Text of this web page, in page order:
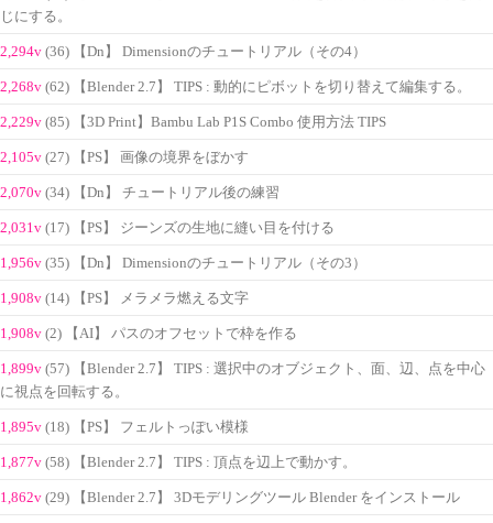
じにする。
2,294v (36) 【Dn】 Dimensionのチュートリアル（その4）
2,268v (62) 【Blender 2.7】 TIPS : 動的にピボットを切り替えて編集する。
2,229v (85) 【3D Print】Bambu Lab P1S Combo 使用方法 TIPS
2,105v (27) 【PS】 画像の境界をぼかす
2,070v (34) 【Dn】 チュートリアル後の練習
2,031v (17) 【PS】 ジーンズの生地に縫い目を付ける
1,956v (35) 【Dn】 Dimensionのチュートリアル（その3）
1,908v (14) 【PS】 メラメラ燃える文字
1,908v (2) 【AI】 パスのオフセットで枠を作る
1,899v (57) 【Blender 2.7】 TIPS : 選択中のオブジェクト、面、辺、点を中心
に視点を回転する。
1,895v (18) 【PS】 フェルトっぽい模様
1,877v (58) 【Blender 2.7】 TIPS : 頂点を辺上で動かす。
1,862v (29) 【Blender 2.7】 3Dモデリングツール Blender をインストール